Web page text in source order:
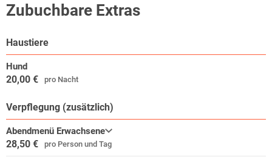
Porsche Spielzeugmuseum – Traumwerk
Berchtesgaden
Ramsau
Königssee
Kehlsteinhaus
In Anger-Aufham wird Brauchtum lebendig.
Schuhplattlern, alten Volksliedern und Volkstänzen sowie
Aufführungen des Bauerntheaters bieten Gästen die Möglichkeit, das
Zubuchbare Extras
Haustiere
Hund
20,00 € pro Nacht
Verpflegung (zusätzlich)
Abendmenü Erwachsene
28,50 € pro Person und Tag